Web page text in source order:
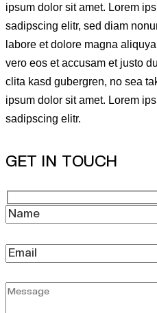
ipsum dolor sit amet. Lorem
sadipscing elitr, sed diam
labore et dolore magna
vero eos et accusam et justo
clita kasd gubergren, no sea
ipsum dolor sit amet. Lorem
sadipscing elitr.
GET IN TOUCH